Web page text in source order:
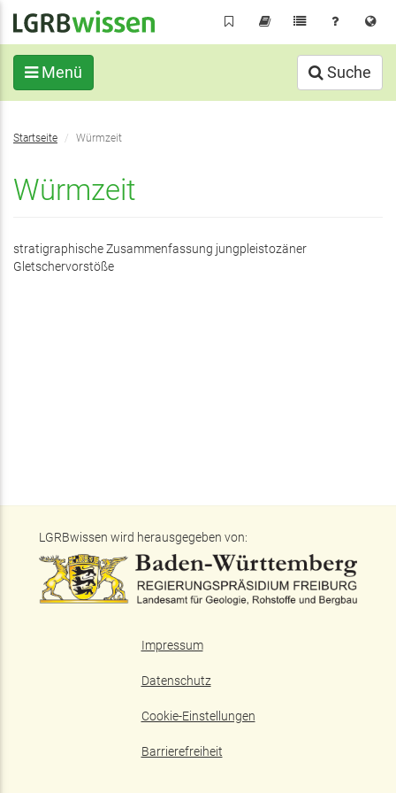
Inhalt
Menü Suche
Sie
hier:
Startseite Würmzeit
Würmzeit
stratigraphische Zusammenfassung jungpleistozäner
Gletschervorstöße
LGRBwissen wird herausgegeben von:
Impressum
Datenschutz
Cookie-Einstellungen
Barrierefreiheit